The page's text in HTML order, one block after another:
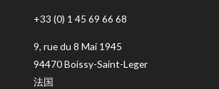
+33 (0) 1 45 69 66 68
9, rue du 8 Mai 1945
94470 Boissy-Saint-Leger
法国